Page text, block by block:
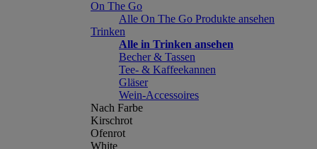
On The Go
Alle On The Go Produkte ansehen
Trinken
Alle in Trinken ansehen
Becher & Tassen
Tee- & Kaffeekannen
Gläser
Wein-Accessoires
Nach Farbe
Kirschrot
Ofenrot
White